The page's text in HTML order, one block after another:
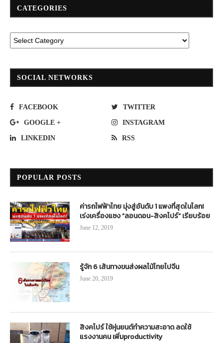
CATEGORIES
SOCIAL NETWORKS
FACEBOOK TWITTER
GOOGLE + INSTAGRAM
LINKEDIN RSS
POPULAR POSTS
ค่ารถไฟฟ้าไทย มุ่งสู่อันดับ 1 แพงที่สุดในโลก!
เร่งเครื่องแซง “ลอนดอน-สิงคโปร์” เรียบร้อย
June 12, 2019
รู้จัก 6 เส้นทางขนส่งผลไม้ไทยไปจีน
June 20, 2019
สิงคโปร์ ใช้หุ่นยนต์ทำความสะอาด ลดใช้
แรงงานคน เพิ่มproductivity